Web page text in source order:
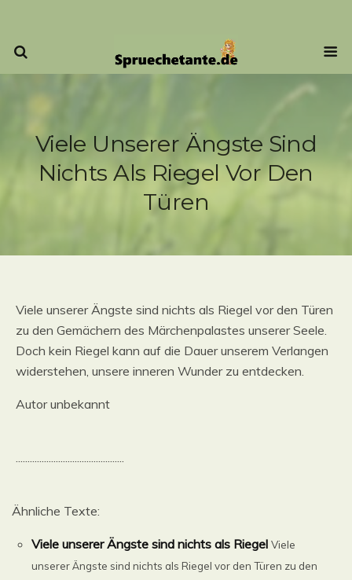
Viele Unserer Ängste Sind
Nichts Als Riegel Vor Den
Türen
Viele unserer Ängste sind nichts als Riegel vor den Türen
zu den Gemächern des Märchenpalastes unserer Seele.
Doch kein Riegel kann auf die Dauer unserem Verlangen
widerstehen, unsere inneren Wunder zu entdecken.
Autor unbekannt
..............................................
Ähnliche Texte:
Viele unserer Ängste sind nichts als Riegel Viele
unserer Ängste sind nichts als Riegel vor den Türen zu den